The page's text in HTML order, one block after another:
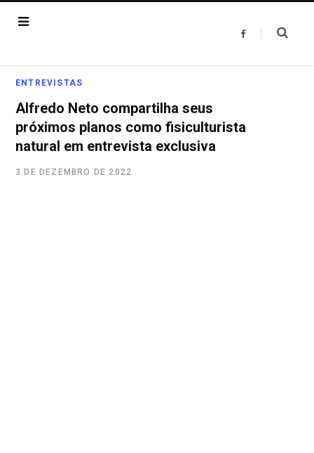
F
ENTREVISTAS
Alfredo Neto compartilha seus
próximos planos como fisiculturista
natural em entrevista exclusiva
3 DE DEZEMBRO DE 2022